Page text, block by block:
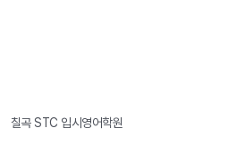
칠곡 STC 입시영어학원